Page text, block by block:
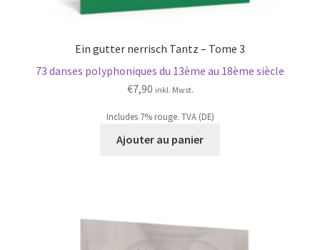
Ein gutter nerrisch Tantz – Tome 3
73 danses polyphoniques du 13ème au 18ème siècle
€7,90 inkl. Mwst.
Includes 7% rouge. TVA (DE)
Ajouter au panier